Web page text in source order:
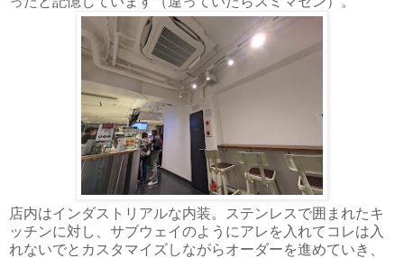
店内はインダストリアルな内装。ステンレスで囲まれたキ
ッチンに対し、サブウェイのようにアレを入れてコレは入
れないでとカスタマイズしながらオーダーを進めていき、